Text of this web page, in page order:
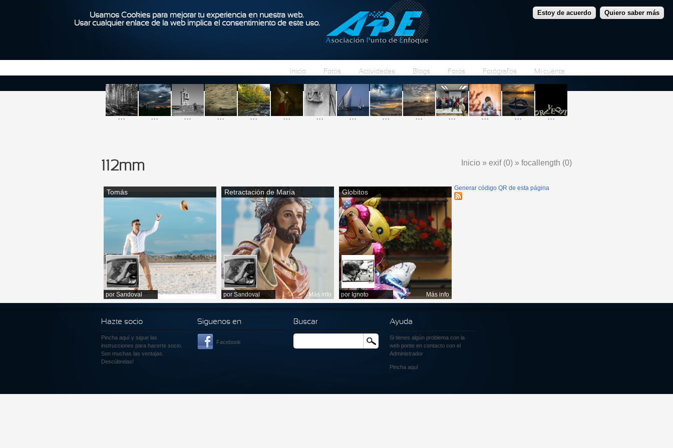
Usamos Cookies para mejorar tu experiencia en nuestra web.
Usar cualquier enlace de la web implica el consentimiento de este uso.
Estoy de acuerdo Quiero saber más
Pasar al contenido principal
Inicio Fotos Actividades Blogs Foros Fotógrafos Mi cuenta
... ... ... ... ... ... ... ... ... ... ... ... ... ...
Inicio » exif (0) » focallength (0)
112mm
Tomás
por Sandoval Más info
Retractación de María
por Sandoval Más info
Globitos
por Ignoto Más info
Generar código QR de esta página
Hazte socio
Pincha aquí y sigue las
instrucciones para hacerte socio.
Son muchas las ventajas.
Descúbrelas!
Siguenos en
Facebook
Buscar
Buscar
Ayuda
Si tienes algún problema con la
web ponte en contacto con el
Administrador
Pincha aquí